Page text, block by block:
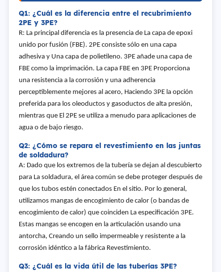
Q1: ¿Cuál es la diferencia entre el recubrimiento
2PE y 3PE?
R: La principal diferencia es la presencia de La capa de epoxi
unido por fusión (FBE). 2PE consiste sólo en una capa
adhesiva y Una capa de polietileno. 3PE añade una capa de
FBE como la imprimación. La capa FBE en 3PE Proporciona
una resistencia a la corrosión y una adherencia
perceptiblemente mejores al acero, Haciendo 3PE la opción
preferida para los oleoductos y gasoductos de alta presión,
mientras que El 2PE se utiliza a menudo para aplicaciones de
agua o de bajo riesgo.
Q2: ¿Cómo se repara el revestimiento en las juntas
de soldadura?
A: Dado que los extremos de la tubería se dejan al descubierto
para La soldadura, el área común se debe proteger después de
que los tubos estén conectados En el sitio. Por lo general,
utilizamos mangas de encogimiento de calor (o bandas de
encogimiento de calor) que coinciden La especificación 3PE.
Estas mangas se encogen en la articulación usando una
antorcha, Creando un sello impermeable y resistente a la
corrosión idéntico a la fábrica Revestimiento.
Q3: ¿Cuál es la vida útil de las tuberías 3PE?